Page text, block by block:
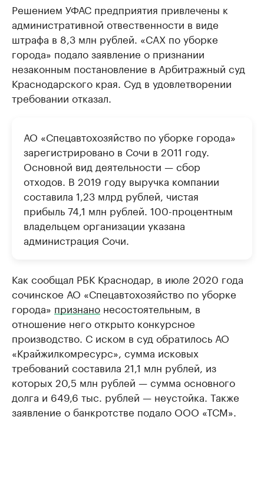
Решением УФАС предприятия привлечены к
административной отвественности в виде
штрафа в 8,3 млн рублей. «САХ по уборке
города» подало заявление о признании
незаконным постановление в Арбитражный суд
Краснодарского края. Суд в удовлетворении
требовании отказал.
АО «Спецавтохозяйство по уборке города»
зарегистрировано в Сочи в 2011 году.
Основной вид деятельности — сбор
отходов. В 2019 году выручка компании
составила 1,23 млрд рублей, чистая
прибыль 74,1 млн рублей. 100-процентным
владельцем организации указана
администрация Сочи.
Как сообщал РБК Краснодар, в июле 2020 года
сочинское АО «Спецавтохозяйство по уборке
города» признано несостоятельным, в
отношение него открыто конкурсное
производство. С иском в суд обратилось АО
«Крайжилкомресурс», сумма исковых
требований составила 21,1 млн рублей, из
которых 20,5 млн рублей — сумма основного
долга и 649,6 тыс. рублей — неустойка. Также
заявление о банкротстве подало ООО «ТСМ».